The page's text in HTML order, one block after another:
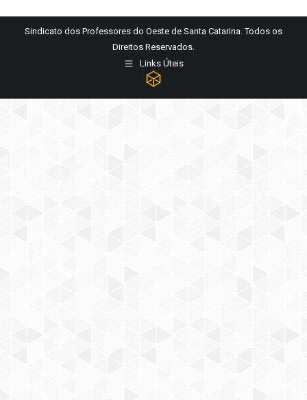
Sindicato dos Professores do Oeste de Santa Catarina. Todos os
Direitos Reservados.
Links Úteis